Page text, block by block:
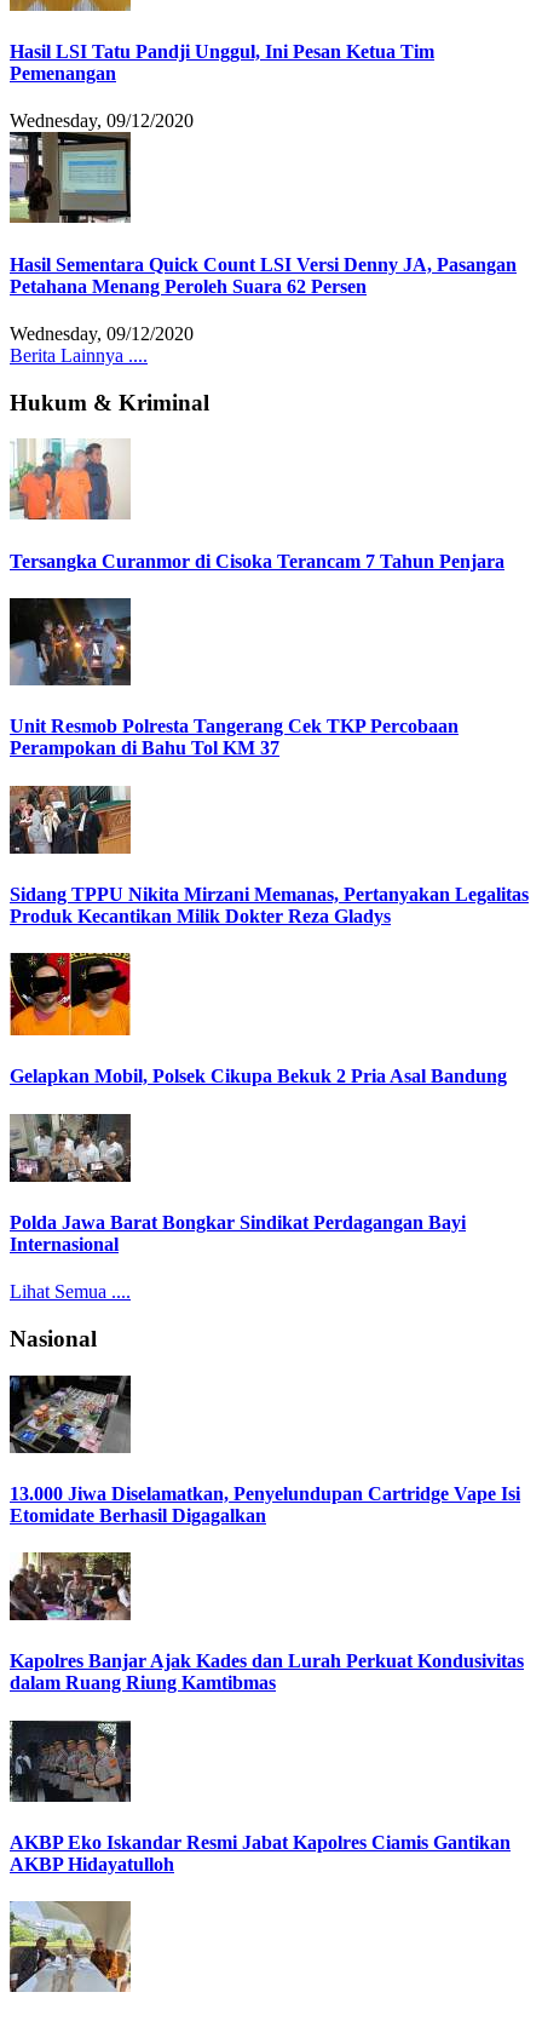
Hasil LSI Tatu Pandji Unggul, Ini Pesan Ketua Tim
Pemenangan
Wednesday, 09/12/2020
Hasil Sementara Quick Count LSI Versi Denny JA, Pasangan
Petahana Menang Peroleh Suara 62 Persen
Wednesday, 09/12/2020
Berita Lainnya ....
Hukum & Kriminal
Tersangka Curanmor di Cisoka Terancam 7 Tahun Penjara
Unit Resmob Polresta Tangerang Cek TKP Percobaan
Perampokan di Bahu Tol KM 37
Sidang TPPU Nikita Mirzani Memanas, Pertanyakan Legalitas
Produk Kecantikan Milik Dokter Reza Gladys
Gelapkan Mobil, Polsek Cikupa Bekuk 2 Pria Asal Bandung
Polda Jawa Barat Bongkar Sindikat Perdagangan Bayi
Internasional
Lihat Semua ....
Nasional
13.000 Jiwa Diselamatkan, Penyelundupan Cartridge Vape Isi
Etomidate Berhasil Digagalkan
Kapolres Banjar Ajak Kades dan Lurah Perkuat Kondusivitas
dalam Ruang Riung Kamtibmas
AKBP Eko Iskandar Resmi Jabat Kapolres Ciamis Gantikan
AKBP Hidayatulloh